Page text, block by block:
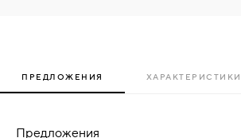
ПРЕДЛОЖЕНИЯ ХАРАКТЕРИСТИКИ
Предложения